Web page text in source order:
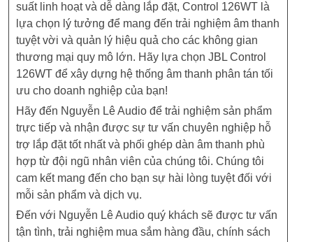
suất linh hoạt và dễ dàng lắp đặt, Control 126WT là
lựa chọn lý tưởng để mang đến trải nghiệm âm thanh
tuyệt vời và quản lý hiệu quả cho các không gian
thương mại quy mô lớn. Hãy lựa chọn JBL Control
126WT để xây dựng hệ thống âm thanh phân tán tối
ưu cho doanh nghiệp của bạn!
Hãy đến Nguyễn Lê Audio để trải nghiệm sản phẩm
trực tiếp và nhận được sự tư vấn chuyên nghiệp hỗ
trợ lắp đặt tốt nhất và phối ghép dàn âm thanh phù
hợp từ đội ngũ nhân viên của chúng tôi. Chúng tôi
cam kết mang đến cho bạn sự hài lòng tuyệt đối với
mỗi sản phẩm và dịch vụ.
Đến với Nguyễn Lê Audio quý khách sẽ được tư vấn
tận tình, trải nghiệm mua sắm hàng đầu, chính sách